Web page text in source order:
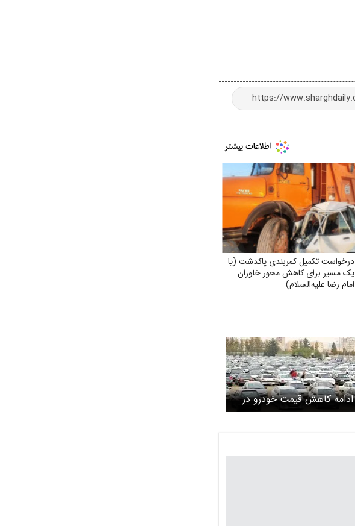
درخواست تکمیل کمربندی پاکدشت (یا
یک مسیر برای کاهش محور خاوران
امام رضا علیه‌السلام)
ادامه کاهش قیمت خودرو در
بازار